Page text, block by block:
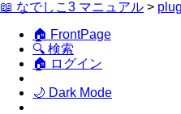
📖 なでしこ3 マニュアル >
🏠 FrontPage
🔍 検索
🏠 ログイン
🌙 Dark Mode